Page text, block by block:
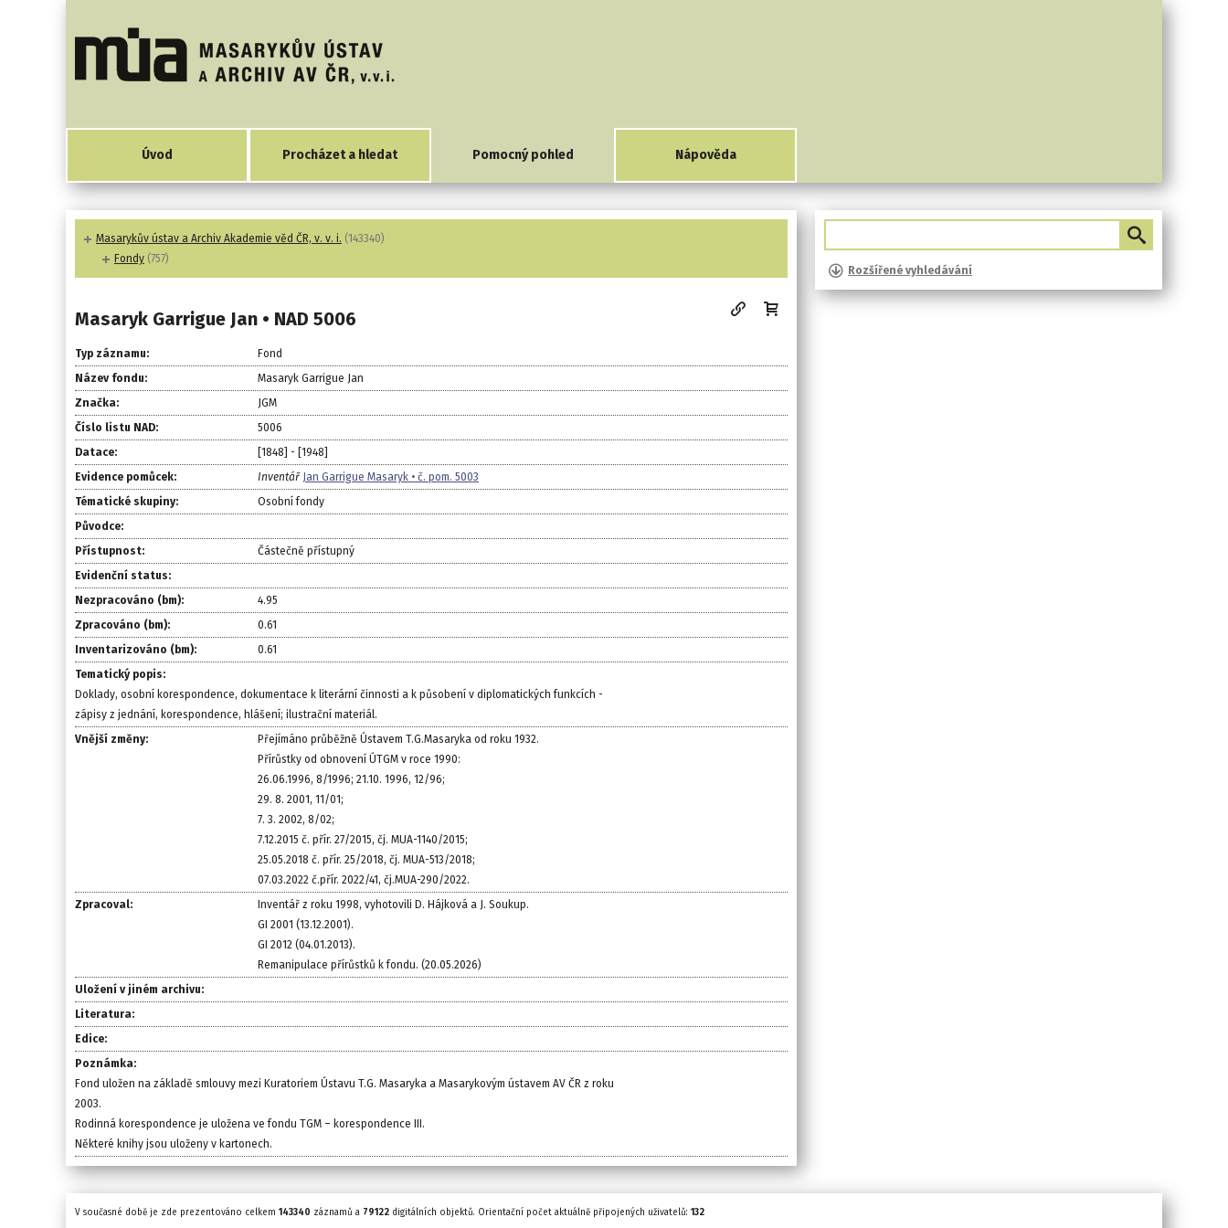
Úvod Procházet a hledat Pomocný pohled Nápověda
Masarykův ústav a Archiv Akademie věd ČR, v. v. i. (143340)
Fondy (757)
Masaryk Garrigue Jan • NAD 5006
Typ záznamu:
Fond
Název fondu:
Masaryk Garrigue Jan
Značka:
JGM
Číslo listu NAD:
5006
Datace:
[1848] - [1948]
Evidence pomůcek:
Inventář Jan Garrigue Masaryk • č. pom. 5003
Tématické skupiny:
Osobní fondy
Původce:
Přístupnost:
Částečně přístupný
Evidenční status:
Nezpracováno (bm):
4.95
Zpracováno (bm):
0.61
Inventarizováno (bm):
0.61
Tematický popis:
Doklady, osobní korespondence, dokumentace k literární činnosti a k působení v diplomatických funkcích -
zápisy z jednání, korespondence, hlášení; ilustrační materiál.
Vnější změny:
Přejímáno průběžně Ústavem T.G.Masaryka od roku 1932.
Přírůstky od obnovení ÚTGM v roce 1990:
26.06.1996, 8/1996; 21.10. 1996, 12/96;
29. 8. 2001, 11/01;
7. 3. 2002, 8/02;
7.12.2015 č. přír. 27/2015, čj. MUA-1140/2015;
25.05.2018 č. přír. 25/2018, čj. MUA-513/2018;
07.03.2022 č.přír. 2022/41, čj.MUA-290/2022.
Zpracoval:
Inventář z roku 1998, vyhotovili D. Hájková a J. Soukup.
GI 2001 (13.12.2001).
GI 2012 (04.01.2013).
Remanipulace přírůstků k fondu. (20.05.2026)
Uložení v jiném archivu:
Literatura:
Edice:
Poznámka:
Fond uložen na základě smlouvy mezi Kuratoriem Ústavu T.G. Masaryka a Masarykovým ústavem AV ČR z roku
2003.
Rodinná korespondence je uložena ve fondu TGM – korespondence III.
Některé knihy jsou uloženy v kartonech.
Rozšířené vyhledávání
V současné době je zde prezentováno celkem 143340 záznamů a 79122 digitálních objektů. Orientační počet aktuálně připojených uživatelů: 132